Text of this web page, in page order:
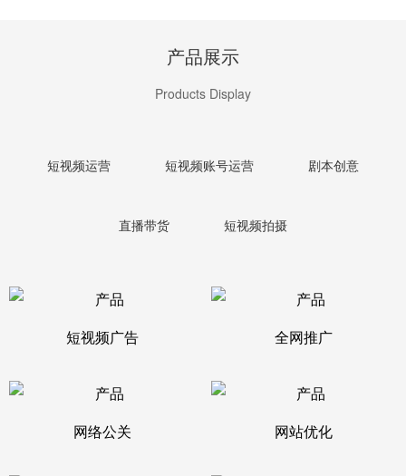
产品展示
Products Display
短视频运营 短视频账号运营 剧本创意
直播带货 短视频拍摄
短视频广告 全网推广
网络公关 网站优化